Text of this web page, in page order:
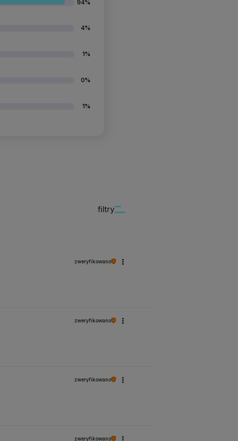
94%
4%
1%
0%
1%
filtry
zweryfikowano
zweryfikowano
zweryfikowano
zweryfikowano